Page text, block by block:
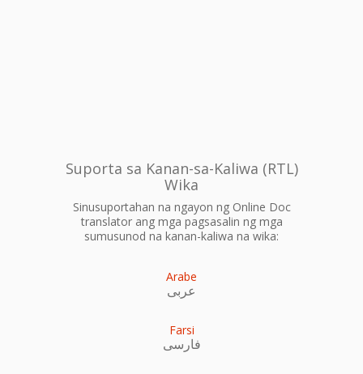
Suporta sa Kanan-sa-Kaliwa (RTL)
Wika
Sinusuportahan na ngayon ng Online Doc
translator ang mga pagsasalin ng mga
sumusunod na kanan-kaliwa na wika:
Arabe
عربى
Farsi
فارسی